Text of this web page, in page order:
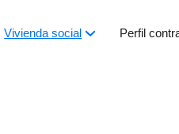
Vivienda social Perfil